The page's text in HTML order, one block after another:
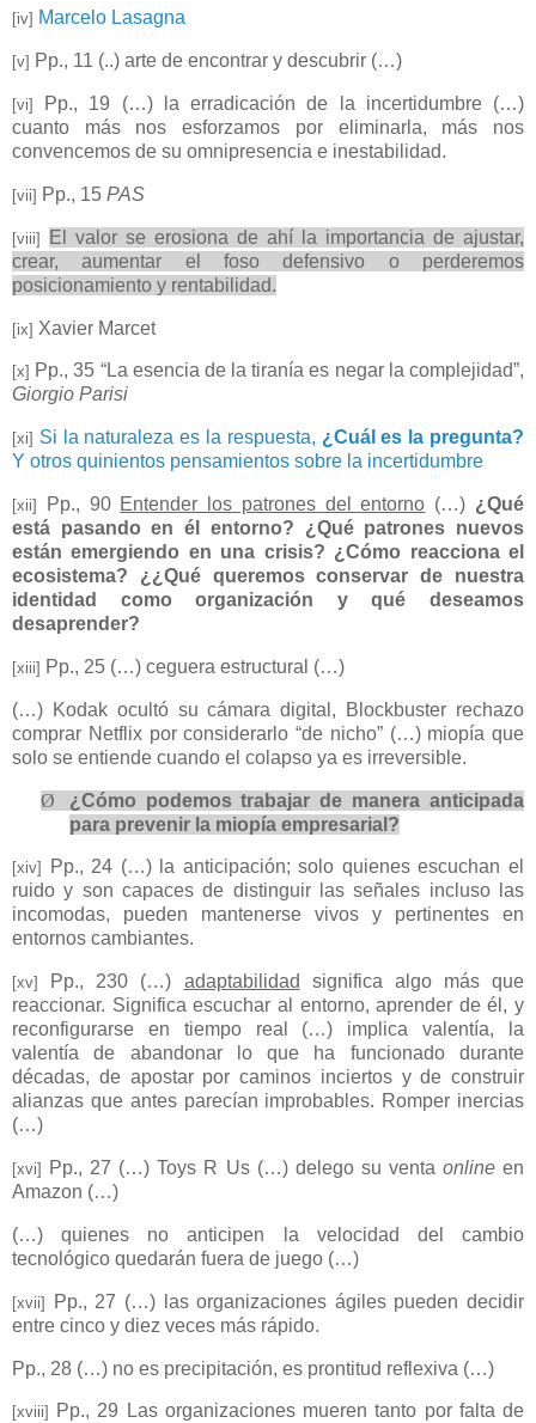
[iv] Marcelo Lasagna
[v] Pp., 11 (..) arte de encontrar y descubrir (…)
[vi]
Pp., 19 (…) la erradicación de la incertidumbre (…)
cuanto más nos esforzamos por eliminarla, más nos
convencemos de su omnipresencia e inestabilidad.
[vii] Pp., 15 PAS
[viii]
El valor se erosiona de ahí la importancia de ajustar,
crear, aumentar el foso defensivo o perderemos
posicionamiento y rentabilidad.
[ix] Xavier Marcet
[x] Pp., 35 “La esencia de la tiranía es negar la complejidad”,
Giorgio Parisi
[xi] Si la naturaleza es la respuesta, ¿Cuál es la pregunta?
Y otros quinientos pensamientos sobre la incertidumbre
[xii] Pp., 90 Entender los patrones del entorno (…) ¿Qué
está pasando en él entorno? ¿Qué patrones nuevos
están emergiendo en una crisis? ¿Cómo reacciona el
ecosistema? ¿¿Qué queremos conservar de nuestra
identidad como organización y qué deseamos
desaprender?
[xiii] Pp., 25 (…) ceguera estructural (…)
(…) Kodak ocultó su cámara digital, Blockbuster rechazo
comprar Netflix por considerarlo “de nicho” (…) miopía que
solo se entiende cuando el colapso ya es irreversible.
Ø
¿Cómo podemos trabajar de manera anticipada
para prevenir la miopía empresarial?
[xiv]
Pp., 24 (…) la anticipación; solo quienes escuchan el
ruido y son capaces de distinguir las señales incluso las
incomodas, pueden mantenerse vivos y pertinentes en
entornos cambiantes.
[xv] Pp., 230 (…) adaptabilidad significa algo más que
reaccionar. Significa escuchar al entorno, aprender de él, y
reconfigurarse en tiempo real (…) implica valentía, la
valentía de abandonar lo que ha funcionado durante
décadas, de apostar por caminos inciertos y de construir
alianzas que antes parecían improbables. Romper inercias
(…)
[xvi] Pp., 27 (…) Toys R Us (…) delego su venta onlineen
Amazon (…)
(…) quienes no anticipen la velocidad del cambio
tecnológico quedarán fuera de juego (…)
[xvii]
Pp., 27 (…) las organizaciones ágiles pueden decidir
entre cinco y diez veces más rápido.
Pp., 28 (…) no es precipitación, es prontitud reflexiva (…)
[xviii]
Pp., 29 Las organizaciones mueren tanto por falta de